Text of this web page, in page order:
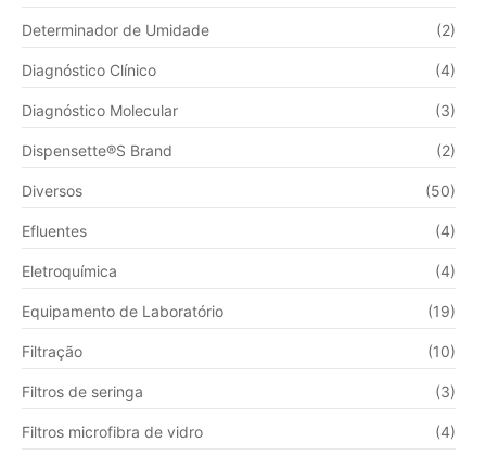
Determinador de Umidade (2)
Diagnóstico Clínico (4)
Diagnóstico Molecular (3)
Dispensette®S Brand (2)
Diversos (50)
Efluentes (4)
Eletroquímica (4)
Equipamento de Laboratório (19)
Filtração (10)
Filtros de seringa (3)
Filtros microfibra de vidro (4)